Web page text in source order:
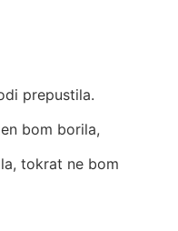
prepustila.
bom borila,
tokrat ne bom